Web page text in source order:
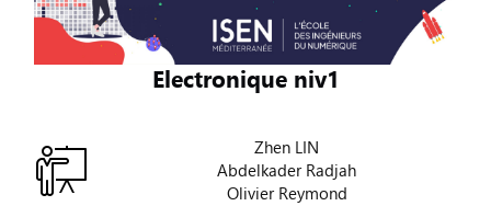
Electronique niv1
Zhen LIN
Abdelkader Radjah
Olivier Reymond